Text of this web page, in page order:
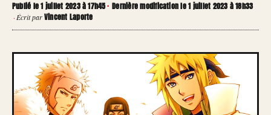
Publié le 1 juillet 2023 à 17h45· Dernière modification le 1 juillet 2023 à 18h33
·Écrit parVincent Laporte